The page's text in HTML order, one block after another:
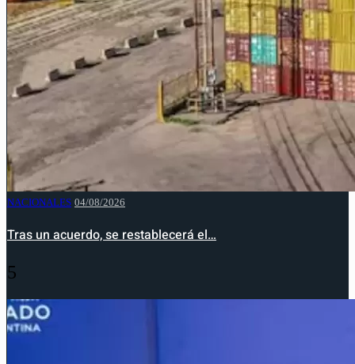
NACIONALES 04/08/2026
Tras un acuerdo, se restablecerá el…
5